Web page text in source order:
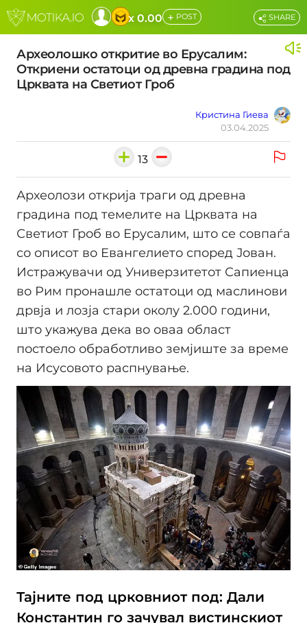
x 0.00 + POST
Археолошко откритие во Ерусалим:
Откриени остатоци од древна градина под
Црквата на Светиот Гроб
Кристина Гиева
03.04.2025
SHARE
13
Археолози открија траги од древна
градина под темелите на Црквата на
Светиот Гроб во Ерусалим, што се совпаѓа
со описот во Евангелието според Јован.
Истражувачи од Универзитетот Сапиенца
во Рим пронашле остатоци од маслинови
дрвја и лозја стари околу 2.000 години,
што укажува дека во оваа област
постоело обработливо земјиште за време
на Исусовото распнување.
Тајните под црковниот под: Дали
Константин го зачувал вистинскиот